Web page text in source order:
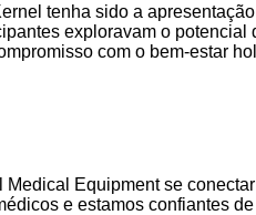
tenha sido a
exploravam o
com o bem-estar
Equipment se
e estamos confiantes